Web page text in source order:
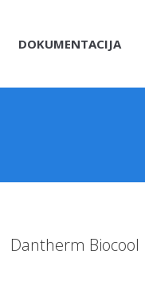
DOKUMENTACIJA
Dantherm Biocool